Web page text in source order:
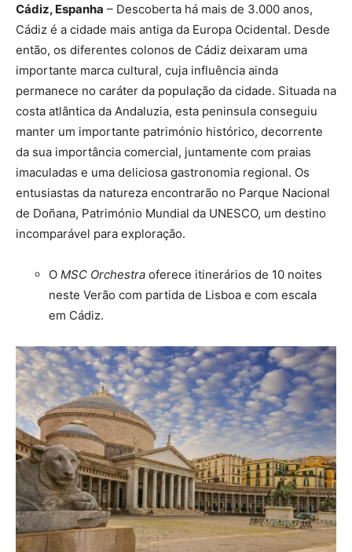
Cádiz, Espanha – Descoberta há mais de 3.000 anos,
Cádiz é a cidade mais antiga da Europa Ocidental. Desde
então, os diferentes colonos de Cádiz deixaram uma
importante marca cultural, cuja influência ainda
permanece no caráter da população da cidade. Situada na
costa atlântica da Andaluzia, esta peninsula conseguiu
manter um importante património histórico, decorrente
da sua importância comercial, juntamente com praias
imaculadas e uma deliciosa gastronomia regional. Os
entusiastas da natureza encontrarão no Parque Nacional
de Doñana, Património Mundial da UNESCO, um destino
incomparável para exploração.
O MSC Orchestra oferece itinerários de 10 noites
neste Verão com partida de Lisboa e com escala
em Cádiz.